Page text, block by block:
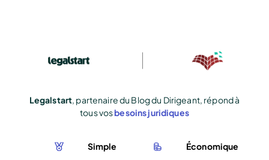
Legalstart, partenaire du Blog du Dirigeant, répond à
tous vosbesoins juridiques
Simple Économique